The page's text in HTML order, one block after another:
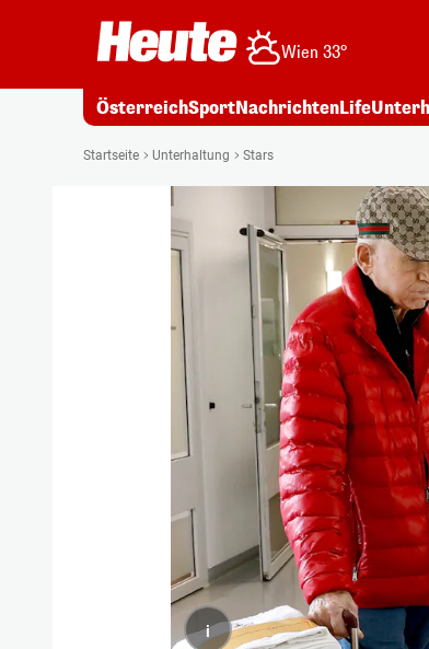
Wien 33°
ÖsterreichSportNachrichtenLife
Startseite Unterhaltung Stars
i